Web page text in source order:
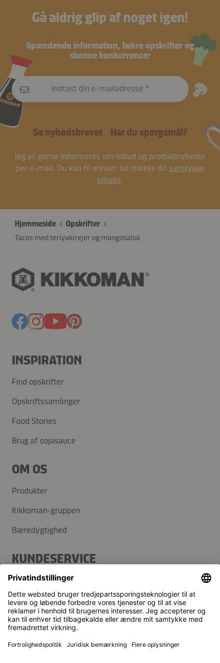
Gå aldrig glip af noget igen!
Spændende information, lækre opskrifter og
skønne konkurrencer
Indtast din e-mailadresse
Se nyhedsbrevet Har du spørgsmål?
Jeg vil gerne informeres om tilbud og produktnyheder
per e-mail. Du kan til enhver tid trække dit samtykke
tilbage.
Hjemmeside
Opskrifter
Tacos med teriyakirejer og mangosalsa
INSPIRATION
Find opskrifter
Opskriftssamlinger
Food Stories
Brug af sojasauce
OM OS
Produkter
Kikkoman-gruppen
Bæredygtighed
KUNDESERVICE
FAQ
Kontakt
Nyhedsbrev